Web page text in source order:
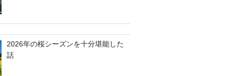
2026年の桜シーズンを十分堪能した
話